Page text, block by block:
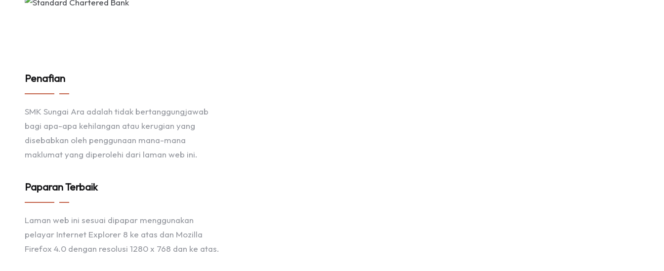
Penafian
SMK Sungai Ara adalah tidak bertanggungjawab
bagi apa-apa kehilangan atau kerugian yang
disebabkan oleh penggunaan mana-mana
maklumat yang diperolehi dari laman web ini.
Paparan Terbaik
Laman web ini sesuai dipapar menggunakan
pelayar Internet Explorer 8 ke atas dan Mozilla
Firefox 4.0 dengan resolusi 1280 x 768 dan ke atas.